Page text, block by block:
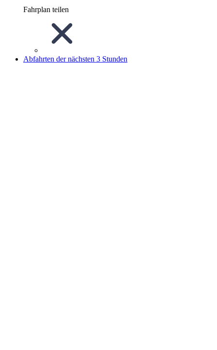
Fahrplan teilen
Abfahrten der nächsten 3 Stunden